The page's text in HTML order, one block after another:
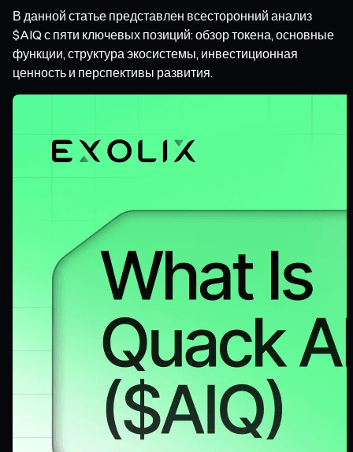
В данной статье представлен всесторонний анализ
$AIQ с пяти ключевых позиций: обзор токена, основные
функции, структура экосистемы, инвестиционная
ценность и перспективы развития.